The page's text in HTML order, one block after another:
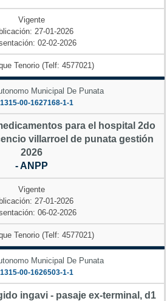
Vigente
27-01-2026
02-02-2026
Tenorio (Telf: 4577021)
Municipal De Punata
00-1627168-1-1
para el hospital 2do
villarroel de punata gestión
2026
- ANPP
Vigente
27-01-2026
06-02-2026
Tenorio (Telf: 4577021)
Municipal De Punata
00-1626503-1-1
ingavi - pasaje ex-terminal, d1